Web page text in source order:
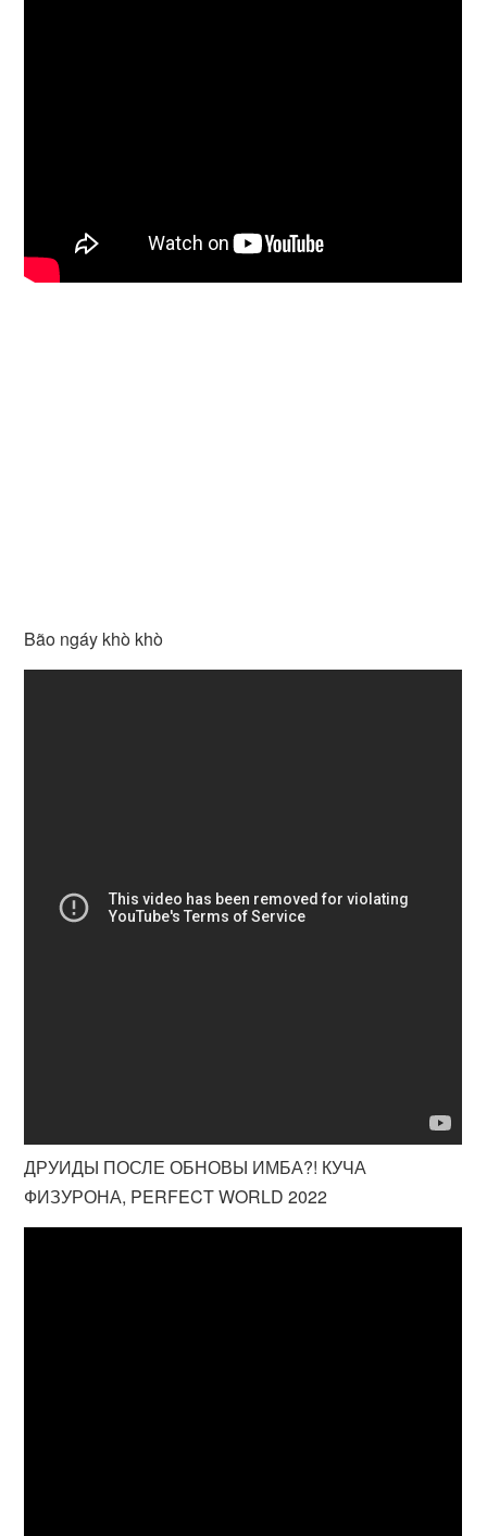
Bão ngáy khò khò
ДРУИДЫ ПОСЛЕ ОБНОВЫ ИМБА?! КУЧА
ФИЗУРОНА, PERFECT WORLD 2022